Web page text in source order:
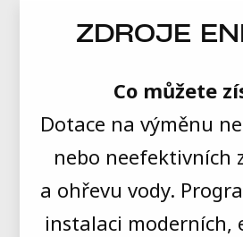
ZDROJE
Co můžete
Dotace na výměnu
nebo neefektivních
a ohřevu vody.
instalaci moderních,